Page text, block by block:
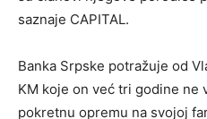
saznaje CAPITAL.
Banka Srpske potražuje od
KM koje on već tri godine ne
pokretnu opremu na svojoj